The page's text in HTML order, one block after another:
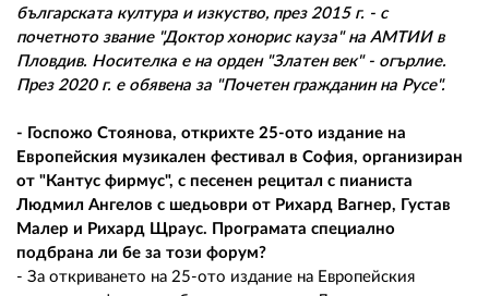
българската култура и изкуство, през 2015 г. - с
почетното звание "Доктор хонорис кауза" на АМТИИ в
Пловдив. Носителка е на орден "Златен век" - огърлие.
През 2020 г. е обявена за "Почетен гражданин на Русе".
- Госпожо Стоянова, открихте 25-ото издание на
Европейския музикален фестивал в София, организиран
от "Кантус фирмус", с песенен рецитал с пианиста
Людмил Ангелов с шедьоври от Рихард Вагнер, Густав
Малер и Рихард Щраус. Програмата специално
подбрана ли бе за този форум?
- За откриването на 25-ото издание на Европейския